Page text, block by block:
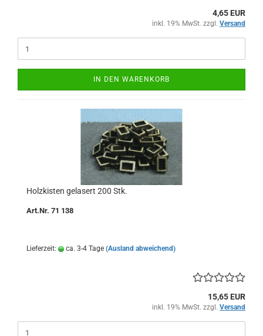
4,65 EUR
inkl. 19% MwSt. zzgl. Versand
IN DEN WARENKORB
Holzkisten gelasert 200 Stk.
Art.Nr. 71 138
Lieferzeit: ca. 3-4 Tage (Ausland abweichend)
15,65 EUR
inkl. 19% MwSt. zzgl. Versand